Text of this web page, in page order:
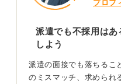
プロフ
派遣でも不採用は
しよう
派遣の面接でも落ちるこ
のミスマッチ、求められ